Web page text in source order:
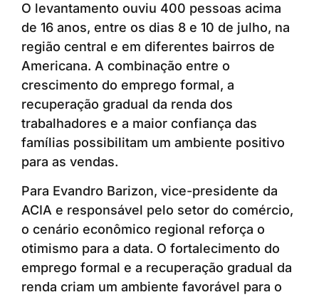
O levantamento ouviu 400 pessoas acima
de 16 anos, entre os dias 8 e 10 de julho, na
região central e em diferentes bairros de
Americana. A combinação entre o
crescimento do emprego formal, a
recuperação gradual da renda dos
trabalhadores e a maior confiança das
famílias possibilitam um ambiente positivo
para as vendas.
Para Evandro Barizon, vice-presidente da
ACIA e responsável pelo setor do comércio,
o cenário econômico regional reforça o
otimismo para a data. O fortalecimento do
emprego formal e a recuperação gradual da
renda criam um ambiente favorável para o